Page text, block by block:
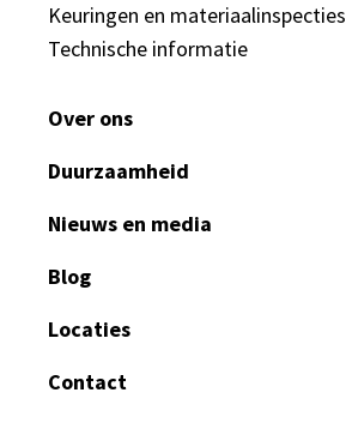
Keuringen en materiaalinspecties
Technische informatie
Over ons
Duurzaamheid
Nieuws en media
Blog
Locaties
Contact